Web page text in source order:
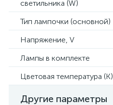
светильника (W)
Тип лампочки (основной)
Напряжение, V
Лампы в комплекте
Цветовая температура (К)
Другие параметры